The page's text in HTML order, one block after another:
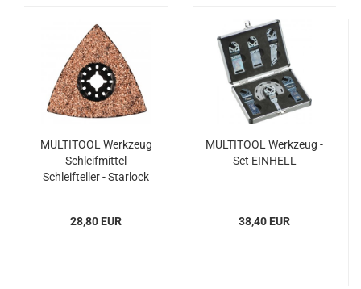
MULTITOOL Werkzeug
Schleifmittel
Schleifteller - Starlock
28,80 EUR
MULTITOOL Werkzeug -
Set EINHELL
38,40 EUR